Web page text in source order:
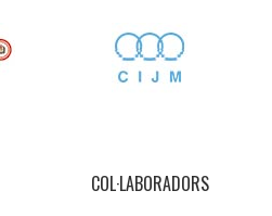
COL·LABORADORS